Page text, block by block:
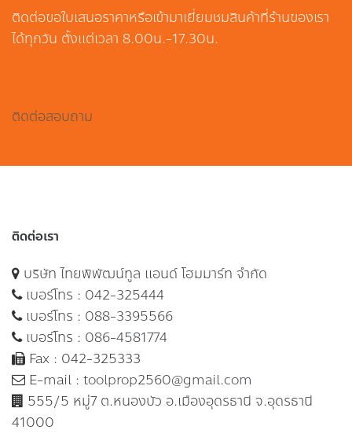
ติดต่อขอใบเสนอราคาหรือเข้ามาเยี่ยมชมสินค้าที่ร้านของเรา
ได้ทุกวัน ตั้งแต่เวลา 8.00น.-17.30น.
ติดต่อสอบถาม
ติดต่อเรา
บริษัท ไทยพิพัฒน์ทูล แอนด์ โฮมมาร์ท จำกัด
เบอร์โทร : 042-325444
เบอร์โทร : 088-3395566
เบอร์โทร : 086-4581774
Fax : 042-325333
E-mail : toolprop2560@gmail.com
555/5 หมู่7 ต.หนองบัว อ.เมืองอุดรธานี จ.อุดรธานี
41000